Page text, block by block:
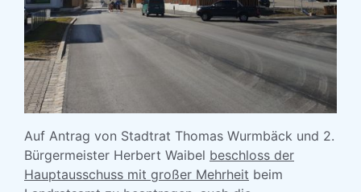
Auf Antrag von Stadtrat Thomas Wurmbäck und 2.
Bürgermeister Herbert Waibel beschloss der
Hauptausschuss mit großer Mehrheit beim